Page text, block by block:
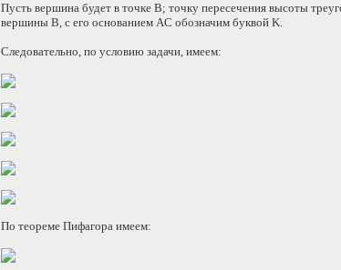
Пусть вершина будет в точке B; точку пересечения высоты
вершины B, с его основанием AC обозначим буквой K.
Следовательно, по условию задачи, имеем:
По теореме Пифагора имеем: